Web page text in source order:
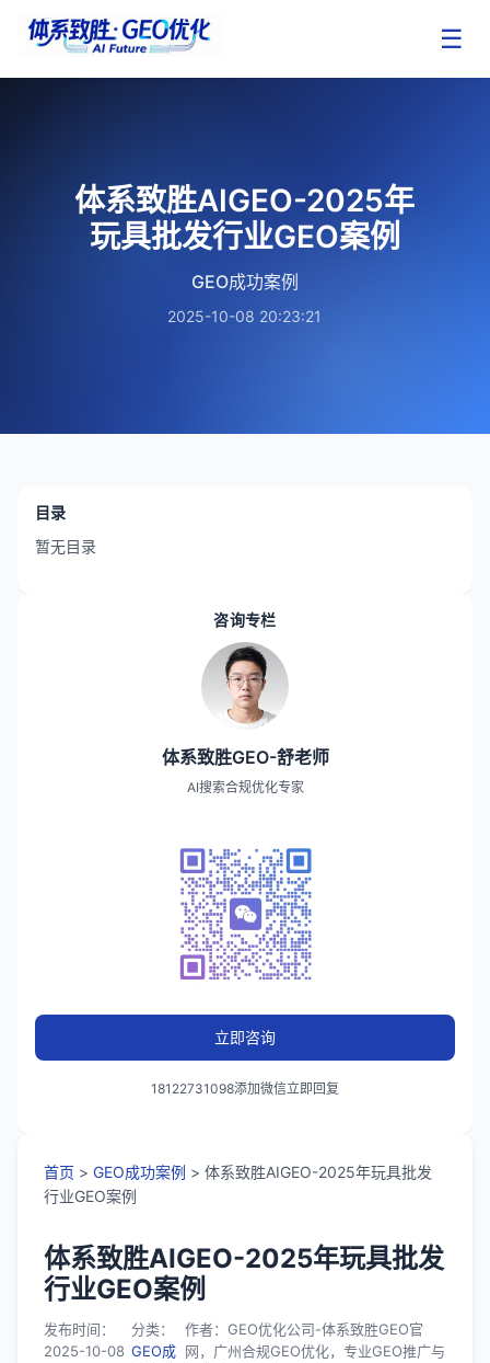
☰
体系致胜AIGEO-2025年
玩具批发行业GEO案例
GEO成功案例
2025-10-08 20:23:21
目录
暂无目录
咨询专栏
体系致胜GEO-舒老师
AI搜索合规优化专家
立即咨询
18122731098添加微信立即回复
首页 > GEO成功案例 > 体系致胜AIGEO-2025年玩具批发
行业GEO案例
体系致胜AIGEO-2025年玩具批发
行业GEO案例
发布时间：
2025-10-08
分类：
GEO成
作者：GEO优化公司-体系致胜GEO官
网，广州合规GEO优化，专业GEO推广与